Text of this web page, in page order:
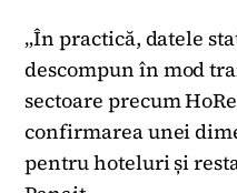
„În practică, datele
descompun în mod
sectoare precum
confirmarea unei
pentru hoteluri și